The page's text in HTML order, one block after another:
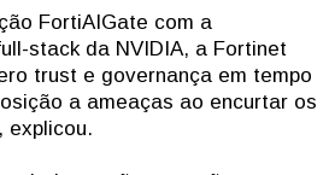
FortiAIGate com a
stack da NVIDIA, a Fortinet
trust e governança em tempo
a ameaças ao encurtar os
explicou.